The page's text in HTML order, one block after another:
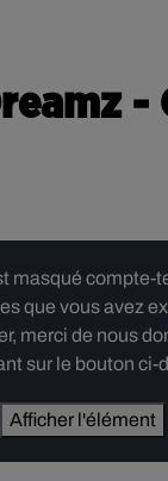
-
masqué compte-
que vous avez
merci de nous
sur le bouton ci-
Afficher l'élément